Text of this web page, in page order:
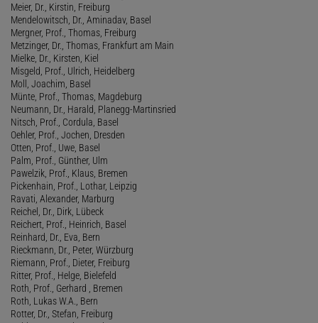
Meier, Dr., Kirstin, Freiburg
Mendelowitsch, Dr., Aminadav, Basel
Mergner, Prof., Thomas, Freiburg
Metzinger, Dr., Thomas, Frankfurt am Main
Mielke, Dr., Kirsten, Kiel
Misgeld, Prof., Ulrich, Heidelberg
Moll, Joachim, Basel
Münte, Prof., Thomas, Magdeburg
Neumann, Dr., Harald, Planegg-Martinsried
Nitsch, Prof., Cordula, Basel
Oehler, Prof., Jochen, Dresden
Otten, Prof., Uwe, Basel
Palm, Prof., Günther, Ulm
Pawelzik, Prof., Klaus, Bremen
Pickenhain, Prof., Lothar, Leipzig
Ravati, Alexander, Marburg
Reichel, Dr., Dirk, Lübeck
Reichert, Prof., Heinrich, Basel
Reinhard, Dr., Eva, Bern
Rieckmann, Dr., Peter, Würzburg
Riemann, Prof., Dieter, Freiburg
Ritter, Prof., Helge, Bielefeld
Roth, Prof., Gerhard , Bremen
Roth, Lukas W.A., Bern
Rotter, Dr., Stefan, Freiburg